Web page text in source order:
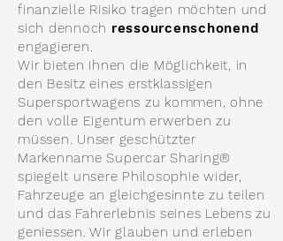
finanzielle Risiko tragen möchten und
sich dennoch ressourcenschonend
engagieren.
Wir bieten Ihnen die Möglichkeit, in
den Besitz eines erstklassigen
Supersportwagens zu kommen, ohne
den volle Eigentum erwerben zu
müssen. Unser geschützter
Markenname Supercar Sharing®
spiegelt unsere Philosophie wider,
Fahrzeuge an gleichgesinnte zu teilen
und das Fahrerlebnis seines Lebens zu
geniessen. Wir glauben und erleben